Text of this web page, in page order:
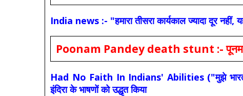
India news :- "हमारा तीसरा कार्यकाल ज्यादा दूर
Poonam Pandey death stunt :- पूनम
Had No Faith In Indians' Abilities ("मुझे
इंदिरा के भाषणों को उद्धृत किया